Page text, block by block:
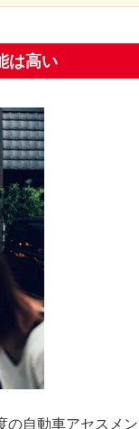
は高い
自動車アセスメ